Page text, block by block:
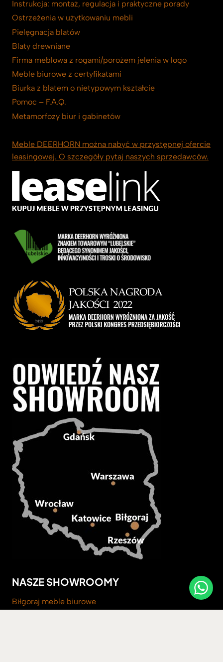
Instrukcja: montaż, regulacja i praktyczne porady
Ostrzeżenia w użytkowaniu mebli
Pielęgnacja blatów
Blaty drewniane
Firma meblowa z rogami/porożem jelenia w logo
Meble biurowe z certyfikatami
Biurka z blatem o nietypowym kształcie
Pomoc – F.A.Q.
Metamorfozy biur i gabinetów
Meble DEERHORN można nabyć w przystępnej ofercie
leasingowej. O szczegóły pytaj naszych sprzedawców.
NASZE SHOWROOMY
Biłgoraj meble biurowe